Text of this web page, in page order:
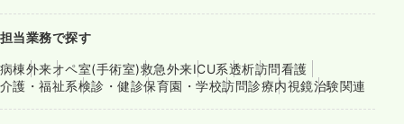
担当業務で探す
病棟外来オペ室(手術室)救急外来ICU系透析訪問看護
介護・福祉系検診・健診保育園・学校訪問診療内視鏡治験関連